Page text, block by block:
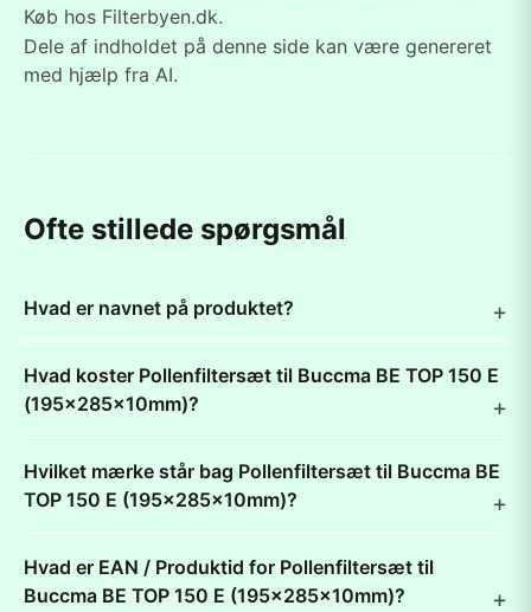
Køb hos Filterbyen.dk.
Dele af indholdet på denne side kan være genereret
med hjælp fra AI.
Ofte stillede spørgsmål
Hvad er navnet på produktet?
Hvad koster Pollenfiltersæt til Buccma BE TOP 150 E
(195x285x10mm)?
Hvilket mærke står bag Pollenfiltersæt til Buccma BE
TOP 150 E (195x285x10mm)?
Hvad er EAN / Produktid for Pollenfiltersæt til
Buccma BE TOP 150 E (195x285x10mm)?